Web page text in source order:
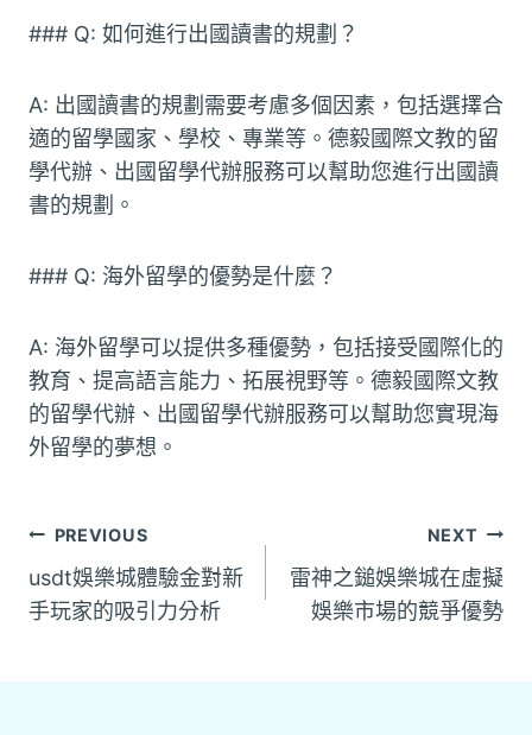
### Q: 如何進行出國讀書的規劃？
A: 出國讀書的規劃需要考慮多個因素，包括選擇合
適的留學國家、學校、專業等。德毅國際文教的留
學代辦、出國留學代辦服務可以幫助您進行出國讀
書的規劃。
### Q: 海外留學的優勢是什麼？
A: 海外留學可以提供多種優勢，包括接受國際化的
教育、提高語言能力、拓展視野等。德毅國際文教
的留學代辦、出國留學代辦服務可以幫助您實現海
外留學的夢想。
文
章
PREVIOUS
usdt娛樂城體驗金對新
手玩家的吸引力分析
NEXT
雷神之鎚娛樂城在虛擬
娛樂市場的競爭優勢